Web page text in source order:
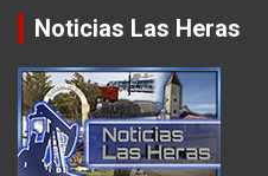
Noticias Las Heras